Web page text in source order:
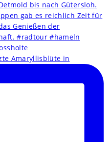
Amaryllisblüte in